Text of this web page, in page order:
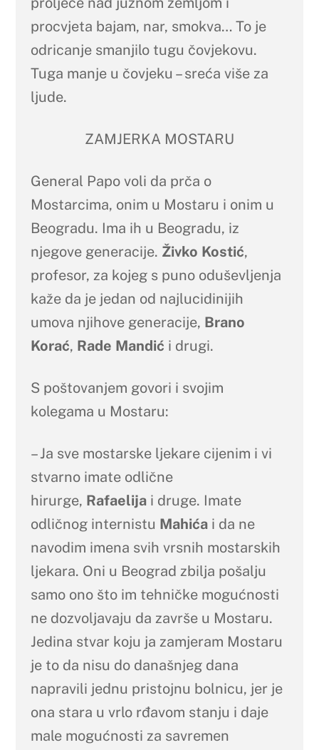
procvjeta bajam, nar, smokva… To je
odricanje smanjilo tugu čovjekovu.
Tuga manje u čovjeku – sreća više za
ljude.
ZAMJERKA MOSTARU
General Papo voli da prča o
Mostarcima, onim u Mostaru i onim u
Beogradu. Ima ih u Beogradu, iz
njegove generacije. Živko Kostić,
profesor, za kojeg s puno oduševljenja
kaže da je jedan od najlucidinijih
umova njihove generacije, Brano
Korać, Rade Mandić i drugi.
S poštovanjem govori i svojim
kolegama u Mostaru:
– Ja sve mostarske ljekare cijenim i vi
stvarno imate odlične
hirurge, Rafaelija i druge. Imate
odličnog internistu Mahića i da ne
navodim imena svih vrsnih mostarskih
ljekara. Oni u Beograd zbilja pošalju
samo ono što im tehničke mogućnosti
ne dozvoljavaju da završe u Mostaru.
Jedina stvar koju ja zamjeram Mostaru
je to da nisu do današnjeg dana
napravili jednu pristojnu bolnicu, jer je
ona stara u vrlo rđavom stanju i daje
male mogućnosti za savremen